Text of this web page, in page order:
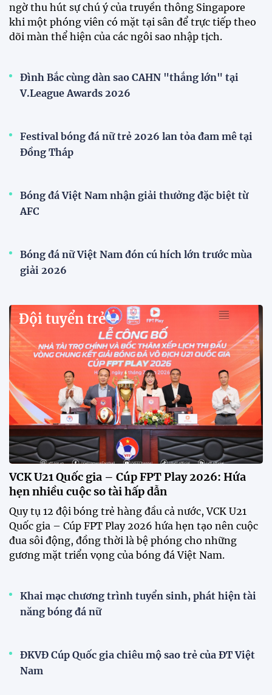
ngờ thu hút sự chú ý của truyền thông Singapore
khi một phóng viên có mặt tại sân để trực tiếp theo
dõi màn thể hiện của các ngôi sao nhập tịch.
Đình Bắc cùng dàn sao CAHN "thắng lớn" tại
V.League Awards 2026
Festival bóng đá nữ trẻ 2026 lan tỏa đam mê tại
Đồng Tháp
Bóng đá Việt Nam nhận giải thưởng đặc biệt từ
AFC
Bóng đá nữ Việt Nam đón cú hích lớn trước mùa
giải 2026
Đội tuyển trẻ
VCK U21 Quốc gia – Cúp FPT Play 2026: Hứa
hẹn nhiều cuộc so tài hấp dẫn
Quy tụ 12 đội bóng trẻ hàng đầu cả nước, VCK U21
Quốc gia – Cúp FPT Play 2026 hứa hẹn tạo nên cuộc
đua sôi động, đồng thời là bệ phóng cho những
gương mặt triển vọng của bóng đá Việt Nam.
Khai mạc chương trình tuyển sinh, phát hiện tài
năng bóng đá nữ
ĐKVĐ Cúp Quốc gia chiêu mộ sao trẻ của ĐT Việt
Nam